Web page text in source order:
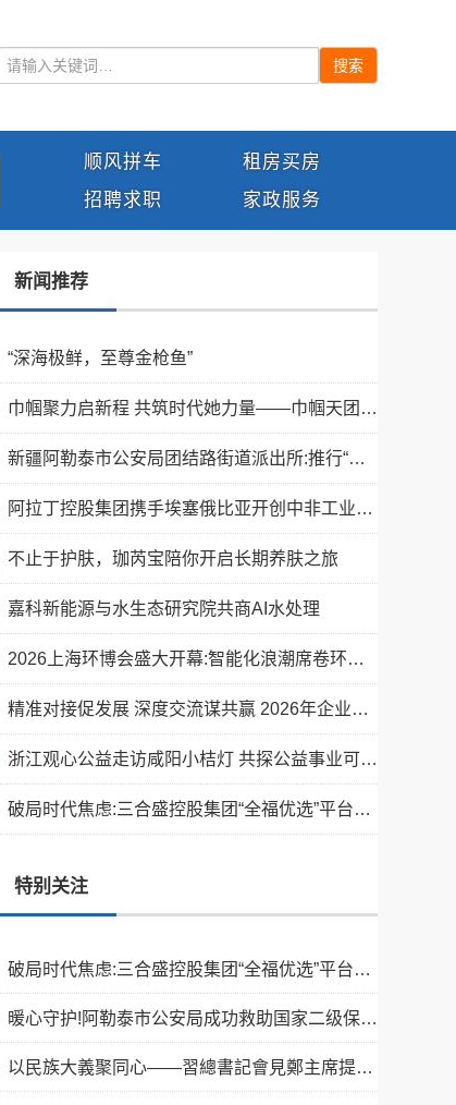
搜索
顺风拼车
招聘求职
租房买房
家政服务
新闻推荐
“深海极鲜，至尊金枪鱼”
巾帼聚力启新程 共筑时代她力量——巾帼天团第四次组委会筹备会圆满举办
新疆阿勒泰市公安局团结路街道派出所:推行“五步”工作法 打造新时代“枫”景线
阿拉丁控股集团携手埃塞俄比亚开创中非工业农业合作新篇章
不止于护肤，珈芮宝陪你开启长期养肤之旅
嘉科新能源与水生态研究院共商AI水处理
2026上海环博会盛大开幕:智能化浪潮席卷环保产业
精准对接促发展 深度交流谋共赢 2026年企业投融资交流活动第二期圆满举行
浙江观心公益走访咸阳小桔灯 共探公益事业可持续发展新路径
破局时代焦虑:三合盛控股集团“全福优选”平台正式启航
特别关注
天空实业与香港理工大学筹建载人通航飞机研究院
绿动珠城 向淮而生 ——安徽淮海园林绿化工程有限公司发展纪实
暖心守护!阿勒泰市公安局成功救助国家二级保护动物黑鸢
以民族大義聚同心——習總書記會見鄭主席提出兩岸關系四點重要意見
京东与清远市达成战略合作 共建京东跑步鸡·清远鸡标准体系